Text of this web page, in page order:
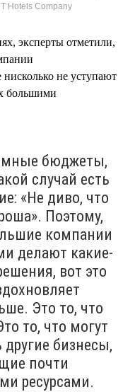
Hotels Company
эксперты отметили,
не уступают
большими
бюджеты,
случай есть
«Не диво, что
Поэтому,
компании
делают какие-
вот это
Это то, что
то, что могут
другие бизнесы,
почти
ресурсами.